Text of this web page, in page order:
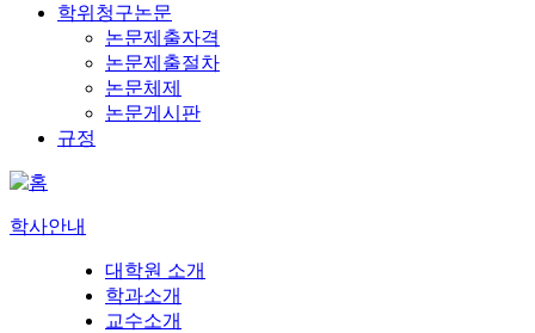
학위청구논문
논문제출자격
논문제출절차
논문체제
논문게시판
규정
학사안내
대학원 소개
학과소개
교수소개